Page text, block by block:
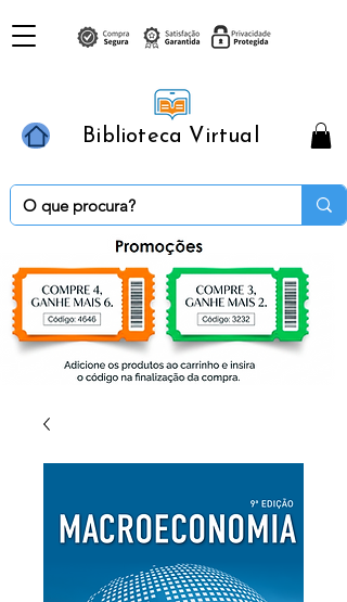
Biblioteca Virtual